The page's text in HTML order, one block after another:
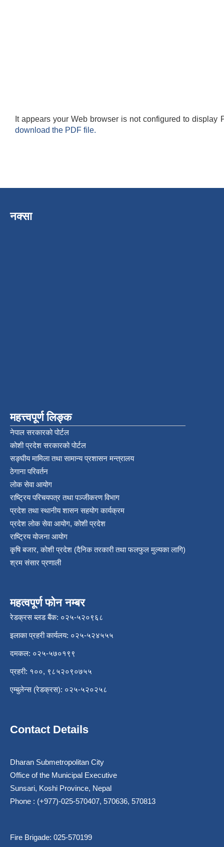
It appears your Web browser is not configured to display
download the PDF file.
नक्सा
महत्त्वपूर्ण लिङ्क
नेपाल सरकारको पोर्टल
कोशी प्रदेश सरकारको पोर्टल
सङ्‍घीय मामिला तथा सामान्य प्रशासन मन्त्रालय
ठेगाना परिवर्तन
लोक सेवा आयोग
राष्ट्रिय परिचयपत्र तथा पञ्‍जीकरण विभाग
प्रदेश तथा स्थानीय शासन सहयोग कार्यक्रम
प्रदेश लोक सेवा आयोग, कोशी प्रदेश
राष्ट्रिय योजना आयोग
कृषि बजार, कोशी प्रदेश (दैनिक तरकारी तथा फलफुल मुल्यका लागि)
श्रम संसार प्रणाली
महत्वपूर्ण फोन नम्बर
रेडक्रस ब्लड बैंक: ०२५-५२०९६८
इलाका प्रहरी कार्यलय: ०२५-५२४५५५
दमकल: ०२५-५७०१९९
प्रहरी: १००, ९८५२०९०७५५
एम्बुलेन्स (रेडक्रस): ०२५-५२०२५८
Contact Details
Dharan Submetropolitan City
Office of the Municipal Executive
Sunsari, Koshi Province, Nepal
Phone : (+977)-025-570407, 570636, 570813
Fire Brigade: 025-570199